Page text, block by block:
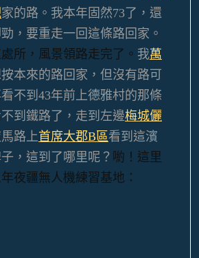
家的路。我本年固然73了，還
，要重走一回這條路回家。
所，風景領路走完了。 我萬
本來的路回家，但沒有路可
不到43年前上德雅村的那條
到鐵路了，走到左邊梅城儷
路上首席大郡B區看到這濱
，這到了哪里呢？ 喲！這里
夜疆無人機練習基地：